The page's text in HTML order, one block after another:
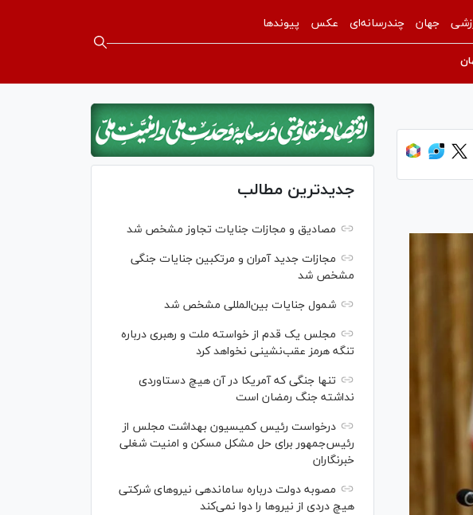
جهان چندرسانه‌ای عکس پیوندها
جدیدترین مطالب
مصادیق و مجازات جنایات تجاوز مشخص شد
مجازات جدید آمران و مرتکبین جنایات جنگی
مشخص شد
شمول جنایات بین‌المللی مشخص شد
مجلس یک قدم از خواسته ملت و رهبری درباره
تنگه هرمز عقب‌نشینی نخواهد کرد
تنها جنگی که آمریکا در آن هیچ دستاوردی
نداشته جنگ رمضان است
درخواست رئیس کمیسیون بهداشت مجلس از
رئیس‌جمهور برای حل مشکل مسکن و امنیت شغلی
خبرنگاران
مصوبه دولت درباره ساماندهی نیرو‌های شرکتی
هیچ دردی از نیرو‌ها را دوا نمی‌کند